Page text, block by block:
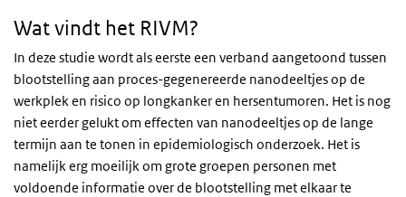
Wat vindt het RIVM?
In deze studie wordt als eerste een verband aangetoond tussen
blootstelling aan proces-gegenereerde nanodeeltjes op de
werkplek en risico op longkanker en hersentumoren. Het is nog
niet eerder gelukt om effecten van nanodeeltjes op de lange
termijn aan te tonen in epidemiologisch onderzoek. Het is
namelijk erg moeilijk om grote groepen personen met
voldoende informatie over de blootstelling met elkaar te